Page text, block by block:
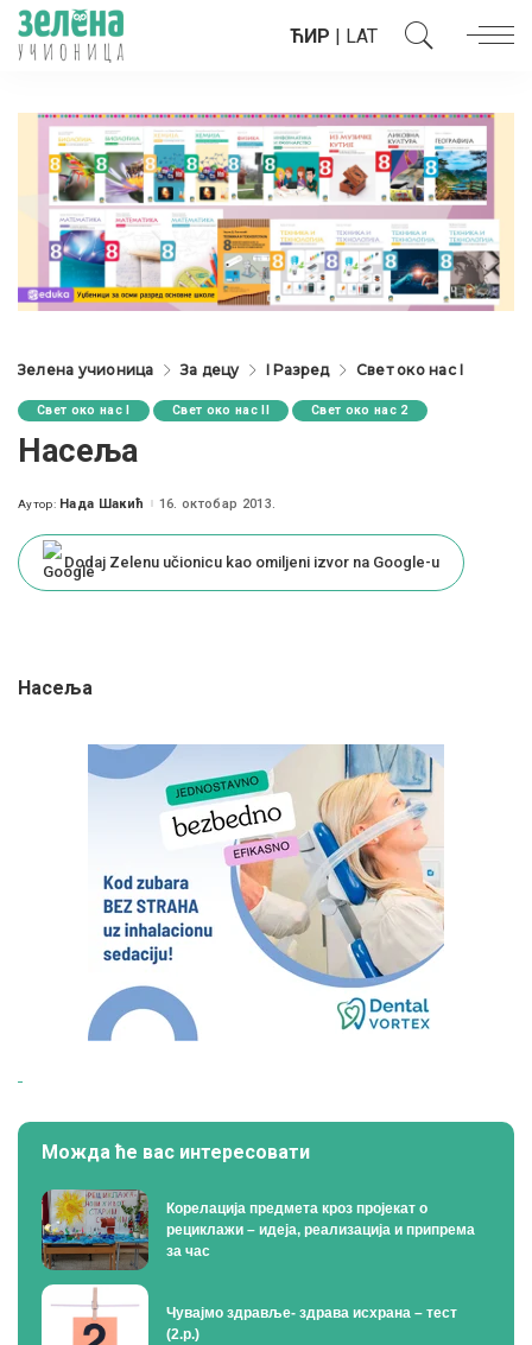
ЋИР | LAT
Зелена учионица За децу I Разред Свет око нас I
Свет око нас I Свет око нас II Свет око нас 2
Насеља
Posted
Аутор: Нада Шакић 16. октобар 2013.
Dodaj Zelenu učionicu kao omiljeni izvor na Google-u
Насеља
Можда ће вас интересовати
Корелација предмета кроз пројекат о
рециклажи – идеја, реализација и припрема
за час
Чувајмо здравље- здрава исхрана – тест
(2.р.)